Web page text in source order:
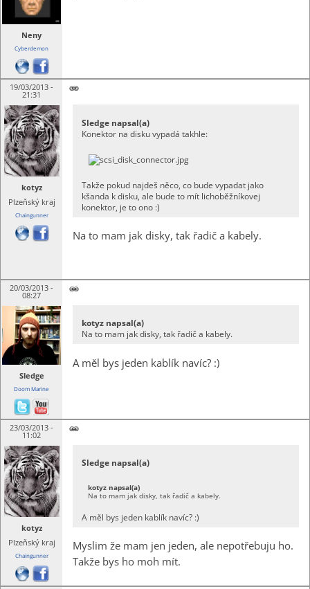
Neny
Cyberdemon
19/03/2013 -
21:31
kotyz
Plzeňský kraj
Chaingunner
Sledge napsal(a)
Konektor na disku vypadá takhle:
Takže pokud najdeš něco, co bude vypadat jako
kšanda k disku, ale bude to mít lichoběžníkovej
konektor, je to ono :)
Na to mam jak disky, tak řadič a kabely.
20/03/2013 -
08:27
Sledge
Doom Marine
kotyz napsal(a)
Na to mam jak disky, tak řadič a kabely.
A měl bys jeden kablík navíc? :)
23/03/2013 -
11:02
kotyz
Plzeňský kraj
Chaingunner
Sledge napsal(a)
kotyz napsal(a)
Na to mam jak disky, tak řadič a kabely.
A měl bys jeden kablík navíc? :)
Myslim že mam jen jeden, ale nepotřebuju ho.
Takže bys ho moh mít.